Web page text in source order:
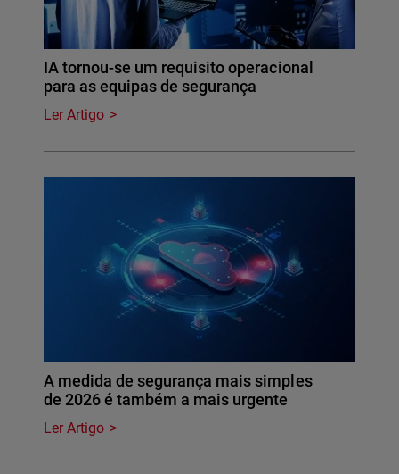
IA tornou-se um requisito operacional
para as equipas de segurança
Ler Artigo
A medida de segurança mais simples
de 2026 é também a mais urgente
Ler Artigo